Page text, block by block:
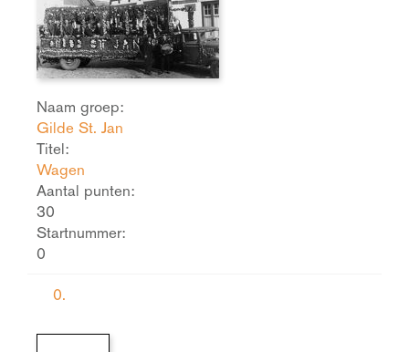
Naam groep:
Gilde St. Jan
Titel:
Wagen
Aantal punten:
30
Startnummer:
0
0.